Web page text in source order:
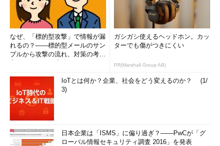
なぜ、「標的型攻撃」で情報が漏
れるの？――標的型メールのサン
プルから攻撃の流れ、対策の考え
ガシガシ使えるヘッドホン。カッ
ターでも傷がつきにくい
PR(Marshall Group AB)
IoTとは何か？企業、社会をどう変えるのか？ (1/
3)
日本企業は「ISMS」に偏り過ぎ？――PwCが「グ
ローバル情報セキュリティ調査 2016」を発表